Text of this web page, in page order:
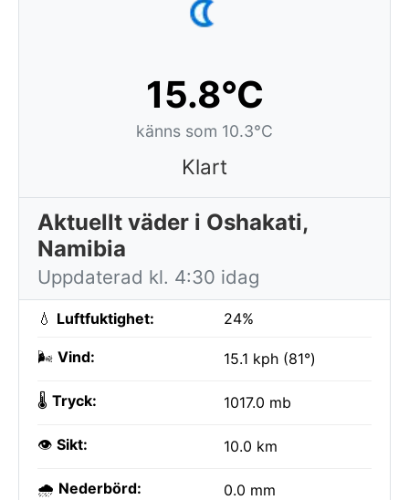
15.8°C
känns som 10.3°C
Klart
Aktuellt väder i Oshakati,
Namibia
Uppdaterad kl. 4:30 idag
💧 Luftfuktighet: 24%
🌬️ Vind: 15.1 kph (81°)
🌡️ Tryck: 1017.0 mb
👁️ Sikt: 10.0 km
🌧️ Nederbörd: 0.0 mm